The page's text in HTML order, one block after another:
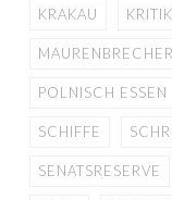
KRAKAU KRITIK
MAURENBRECHER
POLNISCH ESSEN
SCHIFFE
SENATSRESERVE